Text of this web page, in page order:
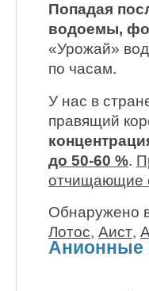
Попадая
водоемы,
«Урожай»
по часам.
У нас в
правящий
до 50-60 %.
отчищающие
Обнаружено
Лотос, Аист,
Анионные